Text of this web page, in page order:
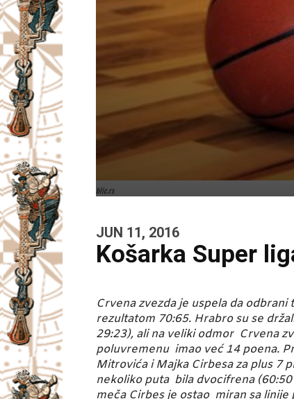
blic.rs
JUN 11, 2016
Košarka Super
Crvena zvezda je uspela da
rezultatom 70:65. Hrabro su se
29:23), ali na veliki odmor Crvena
poluvremenu imao već 14 poena.
Mitrovića i Majka Cirbesa za plus 7
nekoliko puta bila dvocifrena
meča Cirbes je ostao miran sa